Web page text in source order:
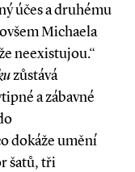
účes a druhému
Michaela
neexistujou.“
zůstává
a zábavné
dokáže umění
šatů, tři